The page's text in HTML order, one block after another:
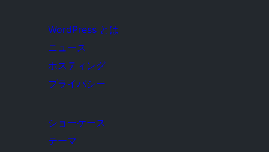
WordPress とは
ニュース
ホスティング
プライバシー
ショーケース
テーマ